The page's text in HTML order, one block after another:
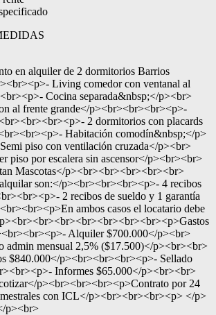
en alquiler de 2 dormitorios Barrios
Living comedor con ventanal al
Cocina separada&nbsp;</p><br>
al frente grande</p><br><br><br><p>-
2 dormitorios con placards
Habitación comodín&nbsp;</p>
piso con ventilación cruzada</p><br>
piso por escalera sin ascensor</p><br><br>
Mascotas</p><br><br><br><br><br>
son:</p><br><br><br><p>- 4 recibos
2 recibos de sueldo y 1 garantía
ambos casos el locatario debe
Alquiler $700.000</p><br>
admin mensual 2,5% ($17.500)</p><br><br>
$840.000</p><br><br><br><p>- Sellado
Informes $65.000</p><br><br>
p><br><br><br><p>Contrato por 24
con ICL</p><br><br><br><p> </p>
p><br>